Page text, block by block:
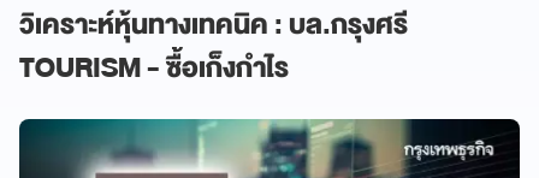
วิเคราะห์หุ้นทางเทคนิค : บล.กรุงศรี
TOURISM - ซื้อเก็งกำไร